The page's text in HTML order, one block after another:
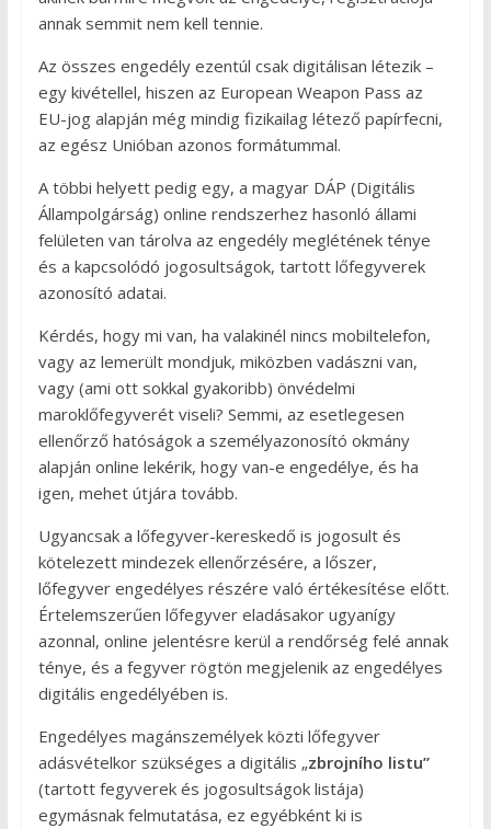
annak semmit nem kell tennie.
Az összes engedély ezentúl csak digitálisan létezik –
egy kivétellel, hiszen az European Weapon Pass az
EU-jog alapján még mindig fizikailag létező papírfecni,
az egész Unióban azonos formátummal.
A többi helyett pedig egy, a magyar DÁP (Digitális
Állampolgárság) online rendszerhez hasonló állami
felületen van tárolva az engedély meglétének ténye
és a kapcsolódó jogosultságok, tartott lőfegyverek
azonosító adatai.
Kérdés, hogy mi van, ha valakinél nincs mobiltelefon,
vagy az lemerült mondjuk, miközben vadászni van,
vagy (ami ott sokkal gyakoribb) önvédelmi
maroklőfegyverét viseli? Semmi, az esetlegesen
ellenőrző hatóságok a személyazonosító okmány
alapján online lekérik, hogy van-e engedélye, és ha
igen, mehet útjára tovább.
Ugyancsak a lőfegyver-kereskedő is jogosult és
kötelezett mindezek ellenőrzésére, a lőszer,
lőfegyver engedélyes részére való értékesítése előtt.
Értelemszerűen lőfegyver eladásakor ugyanígy
azonnal, online jelentésre kerül a rendőrség felé annak
ténye, és a fegyver rögtön megjelenik az engedélyes
digitális engedélyében is.
Engedélyes magánszemélyek közti lőfegyver
adásvételkor szükséges a digitális „zbrojního listu”
(tartott fegyverek és jogosultságok listája)
egymásnak felmutatása, ez egyébként ki is